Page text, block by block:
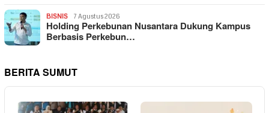
BISNIS 7 Agustus 2026
Holding Perkebunan Nusantara Dukung Kampus
Berbasis Perkebun…
BERITA SUMUT